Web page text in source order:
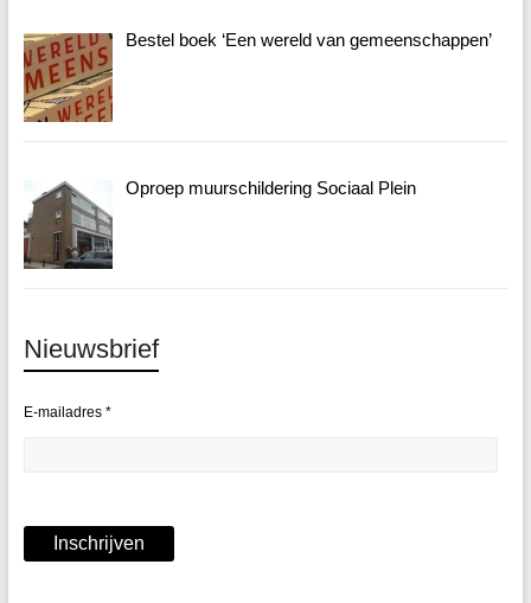
Bestel boek ‘Een wereld van gemeenschappen’
Oproep muurschildering Sociaal Plein
Nieuwsbrief
E-mailadres *